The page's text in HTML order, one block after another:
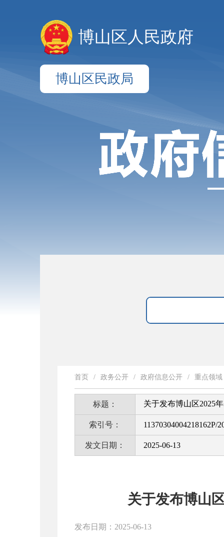
博山区人民政府
博山区民政局
首页 / 政务公开 / 政府信息公开 / 重点领域
标题： 关于发布博山区2025
索引号： 11370304004218162P/
发文日期： 2025-06-13
关于发布博山
发布日期：2025-06-13